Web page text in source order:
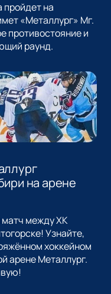
пройдет на
«Металлург» Мг.
противостояние и
раунд.
на арене
между ХК
Узнайте,
хоккейном
арене Металлург.